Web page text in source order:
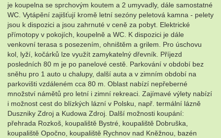
je koupelna se sprchovým koutem a 2 umyvadly, dále samostatné
WC. Vytápění zajišťují kromě letní sezóny peletová kamna - pelety
jsou k dispozici a jsou zahrnuté v ceně za pobyt. Elektrické
přímotopy v pokojích, koupelně a WC. K dispozici je dále
venkovní terasa s posezením, ohništěm a grilem. Pro úschovu
kol, lyží, kočárků lze využít zamykatelný dřevník. Příjezd
posledních 80 m je po panelové cestě. Parkování v období bez
sněhu pro 1 auto u chalupy, další auta a v zimním období na
parkovišti vzdáleném cca 80 m. Oblast nabízí nepřeberné
množství námětů pro letní i zimní rekreaci. Zajímavé výlety nabízí
i možnost cest do blízkých lázní v Polsku, např. termální lázně
Duszniky Zdroj a Kudowa Zdroj. Další možnosti koupání:
přehrada Rozkoš, koupaliště Bystré, koupaliště Dobruška,
koupaliště Opočno, koupaliště Rychnov nad Kněžnou, bazén